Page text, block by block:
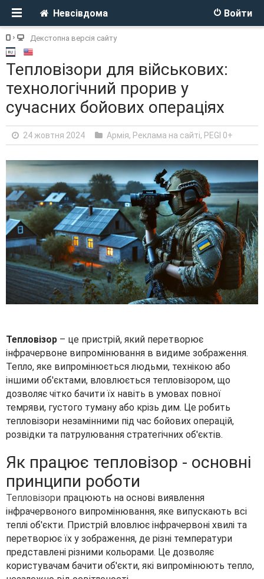
Войти
Невсівдома
Декстопна версія сайту
Тепловізори для військових:
технологічний прорив у
сучасних бойових операціях
24 жовтня 2024 Армія, Реклама на сайті, PEGI 0+
Тепловізор – це пристрій, який перетворює
інфрачервоне випромінювання в видиме зображення.
Тепло, яке випромінюється людьми, технікою або
іншими об'єктами, вловлюється тепловізором, що
дозволяє чітко бачити їх навіть в умовах повної
темряви, густого туману або крізь дим. Це робить
тепловізори незамінними під час бойових операцій,
розвідки та патрулювання стратегічних об'єктів.
Як працює тепловізор - основні
принципи роботи
Тепловізори працюють на основі виявлення
інфрачервоного випромінювання, яке випускають всі
теплі об'єкти. Пристрій вловлює інфрачервоні хвилі та
перетворює їх у зображення, де різні температури
представлені різними кольорами. Це дозволяє
користувачам бачити об'єкти, які випромінюють тепло,